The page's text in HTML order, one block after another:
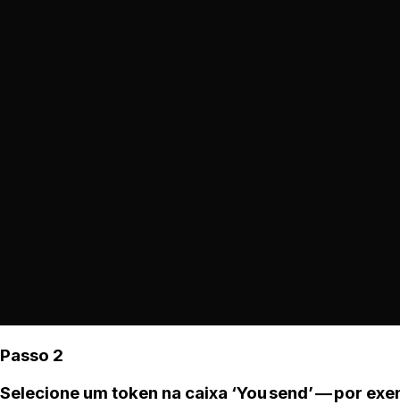
Passo 2
Selecione um token na caixa ‘You send’ — por